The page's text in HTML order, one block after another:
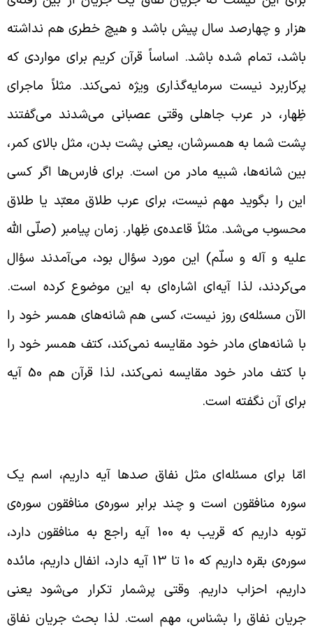
و چهارصد سال پیش باشد و هیچ خطری هم نداشته
تمام شده باشد. اساساً قرآن کریم برای مواردی که
نیست سرمایه‌گذاری ویژه نمی‌کند. مثلاً ماجرای
در عرب جاهلی وقتی عصبانی می‌شدند می‌گفتند
شما به همسرشان، یعنی پشت بدن، مثل بالای کمر،
شانه‌ها، شبیه مادر من است. برای فارس‌ها اگر کسی
را بگوید مهم نیست، برای عرب طلاق معبّد یا طلاق
می‌شد. مثلاً قاعده‌ی ظِهار. زمان پیامبر (صلّی الله
و آله و سلّم) این مورد سؤال بود، می‌آمدند سؤال
لذا آیه‌ای اشاره‌ای به این موضوع کرده است.
مسئله‌ی روز نیست، کسی هم شانه‌های همسر خود را
شانه‌های مادر خود مقایسه نمی‌کند، کتف همسر خود را
با کتف مادر خود مقایسه نمی‌کند، لذا قرآن هم 50 آیه
آن نگفته است.
برای مسئله‌ای مثل نفاق صدها آیه داریم، اسم یک
منافقون است و چند برابر سوره‌ی منافقون سوره‌ی
توبه داریم که قریب به 100 آیه راجع به منافقون دارد،
سوره‌ی بقره داریم که 10 تا 13 آیه دارد، انفال داریم، مائده
احزاب داریم. وقتی پرشمار تکرار می‌شود یعنی
نفاق را بشناس، مهم است. لذا بحث جریان نفاق